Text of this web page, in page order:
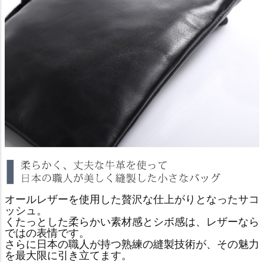
オールレザーを使用した贅沢な仕上がりとなったサコ
ッシュ。
くたっとした柔らかい素材感とシボ感は、レザーなら
ではの表情です。
さらに日本の職人が持つ熟練の縫製技術が、その魅力
を最大限に引き立てます。